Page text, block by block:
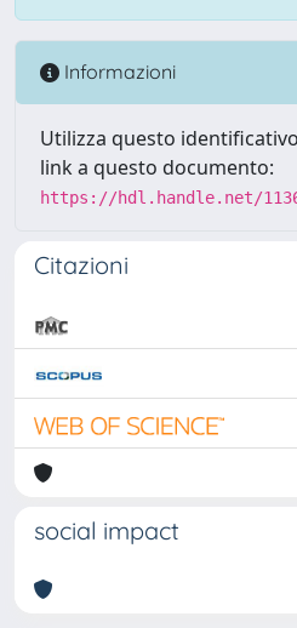
Informazioni
Utilizza questo
link a questo documento:
https://hdl.handle.net/
Citazioni
social impact